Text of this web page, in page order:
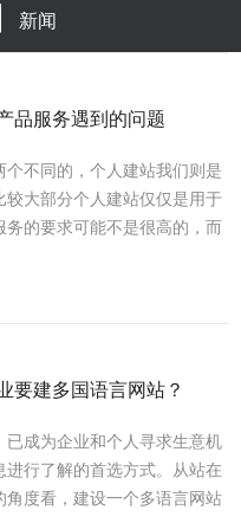
新闻
品服务遇到的问题
不同的，个人建站我们则是
较大部分个人建站仅仅是用于
务的要求可能不是很高的，而
要建多国语言网站？
已成为企业和个人寻求生意机
行了解的首选方式。从站在
角度看，建设一个多语言网站